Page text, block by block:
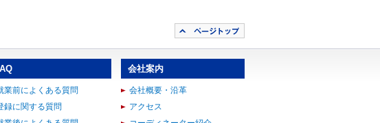
業前によくある質問
録に関する質問
会社案内
会社概要・沿革
アクセス